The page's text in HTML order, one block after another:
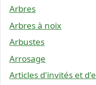
Arbres
Arbres à noix
Arbustes
Arrosage
Articles d'invités et